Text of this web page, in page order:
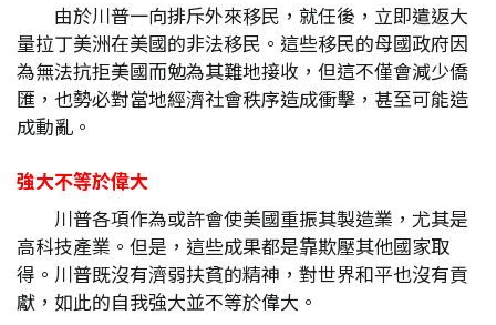
由於川普一向排斥外來移民，就任後，立即遣返大
量拉丁美洲在美國的非法移民。這些移民的母國政府因
為無法抗拒美國而勉為其難地接收，但這不僅會減少僑
匯，也勢必對當地經濟社會秩序造成衝擊，甚至可能造
成動亂。
強大不等於偉大
川普各項作為或許會使美國重振其製造業，尤其是
高科技產業。但是，這些成果都是靠欺壓其他國家取
得。川普既沒有濟弱扶貧的精神，對世界和平也沒有貢
獻，如此的自我強大並不等於偉大。